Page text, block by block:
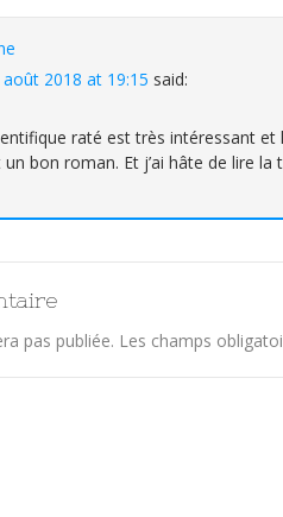
août 2018 at 19:15 said:
raté est très intéressant
un bon roman. Et j’ai hâte de lire la
pas publiée. Les champs